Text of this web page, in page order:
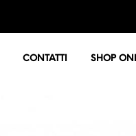
CONTATTI SHOP